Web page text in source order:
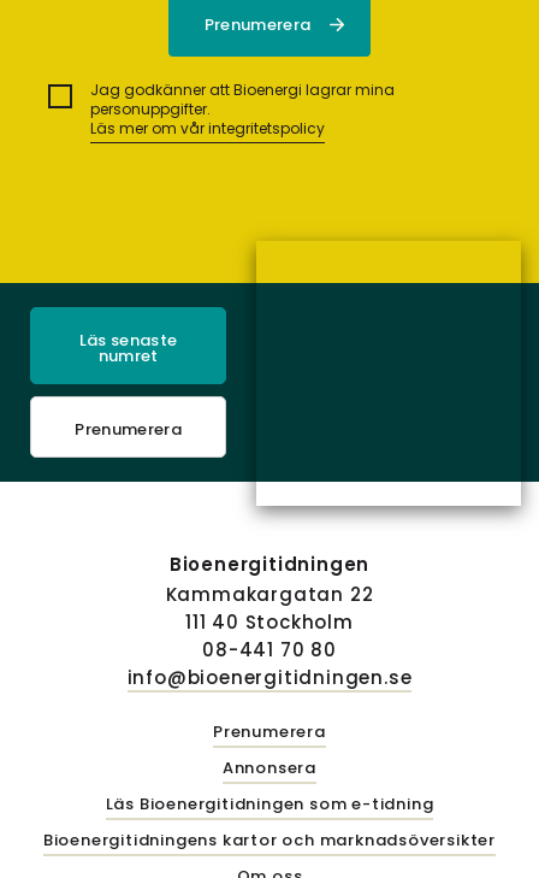
Jag godkänner att Bioenergi lagrar mina
personuppgifter.
Läs mer om vår integritetspolicy
Läs senaste
numret
Prenumerera
Bioenergitidningen
Kammakargatan 22
111 40 Stockholm
08-441 70 80
info@bioenergitidningen.se
Prenumerera
Annonsera
Läs Bioenergitidningen som e-tidning
Bioenergitidningens kartor och marknadsöversikter